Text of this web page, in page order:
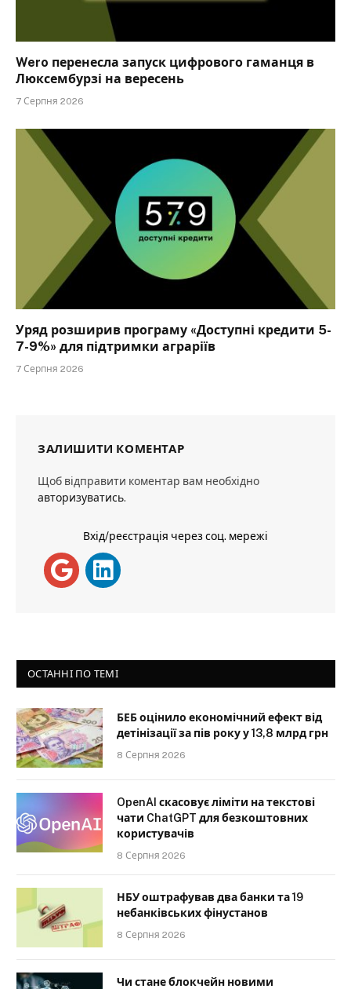
Wero перенесла запуск цифрового гаманця в
Люксембурзі на вересень
7 Серпня 2026
Уряд розширив програму «Доступні кредити 5-
7-9%» для підтримки аграріїв
7 Серпня 2026
ЗАЛИШИТИ КОМЕНТАР
Щоб відправити коментар вам необхідно
авторизуватись.
Вхід/реєстрація через соц. мережі
ОСТАННІ ПО ТЕМІ
БЕБ оцінило економічний ефект від
детінізації за пів року у 13,8 млрд грн
8 Серпня 2026
OpenAI скасовує ліміти на текстові
чати ChatGPT для безкоштовних
користувачів
8 Серпня 2026
НБУ оштрафував два банки та 19
небанківських фінустанов
8 Серпня 2026
Чи стане блокчейн новими